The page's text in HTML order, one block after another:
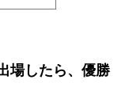
場したら、優勝